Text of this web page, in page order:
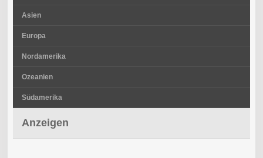
Asien
Europa
Nordamerika
Ozeanien
Südamerika
Anzeigen